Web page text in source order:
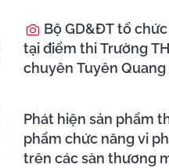
Bộ GD&ĐT tổ
tại điểm thi Trường
chuyên Tuyên Quang
Phát hiện sản phẩm
phẩm chức năng vi
trên các sàn thương